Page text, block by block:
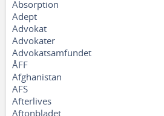
Absorption
Adept
Advokat
Advokater
Advokatsamfundet
ÅFF
Afghanistan
AFS
Afterlives
Aftonbladet